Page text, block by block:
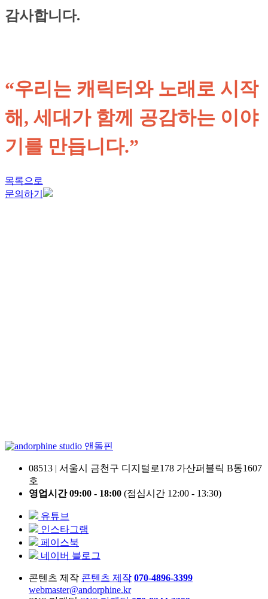
감사합니다.
“우리는 캐릭터와 노래로 시작
해, 세대가 함께 공감하는 이야
기를 만듭니다.”
목록으로
문의하기
앤돌핀
08513 | 서울시 금천구 디지털로178 가산퍼블릭 B동1607
호
영업시간 09:00 - 18:00 (점심시간 12:00 - 13:30)
유튜브
인스타그램
페이스북
네이버 블로그
콘텐츠 제작 콘텐츠 제작 070-4896-3399
webmaster@andorphine.kr